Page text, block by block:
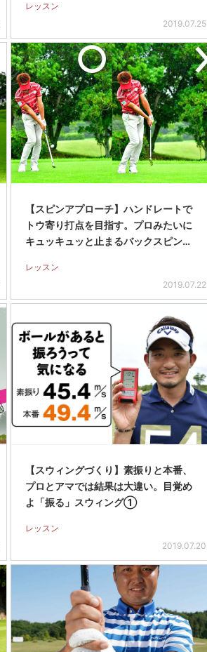
レッスン
2019.07.25
【スピンアプローチ】ハンドレートで
トウ寄り打点を目指す。プロみたいに
キュッキュッと止まるバックスピン…
レッスン
2019.07.22
【スウィングづくり】素振りと本番、
プロとアマでは結果は大違い。目覚め
よ「振る」スウィング①
レッスン
2019.07.20